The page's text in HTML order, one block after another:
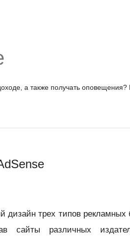
а также получать оповещения?
трех типов рекламных
сайты различных